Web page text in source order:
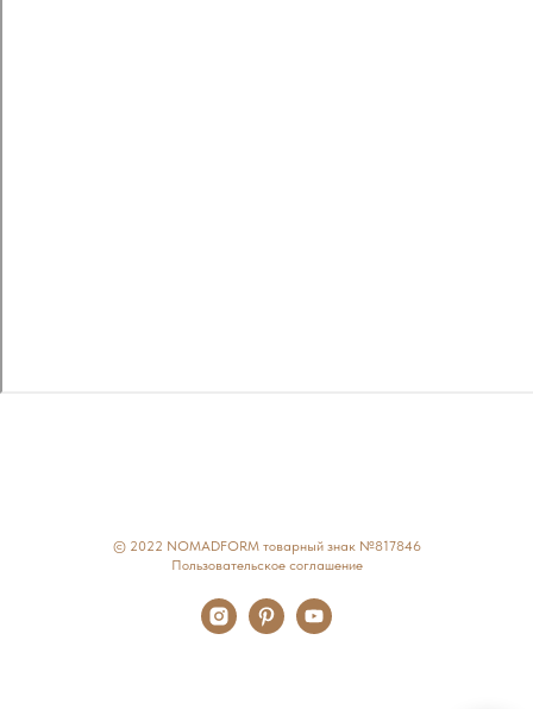
© 2022 NOMADFORM товарный знак №817846
Пользовательское соглашение